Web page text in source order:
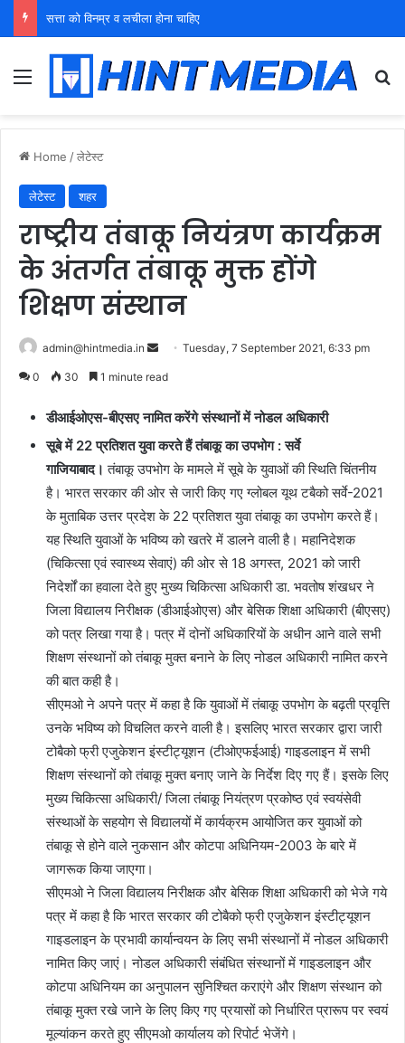
सत्ता को विनम्र व लचीला होना चाहिए
Menu
Home /लेटेस्ट
लेटेस्ट शहर
राष्ट्रीय तंबाकू नियंत्रण कार्यक्रम
के अंतर्गत तंबाकू मुक्त होंगे
शिक्षण संस्थान
admin@hintmedia.in
SendTuesday, 7 September 2021, 6:33 pm
0 30 1 minute read
डीआईओएस-बीएसए नामित करेंगे संस्थानों में नोडल अधिकारी
सूबे में 22 प्रतिशत युवा करते हैं तंबाकू का उपभोग : सर्वे
गाजियाबाद। तंबाकू उपभोग के मामले में सूबे के युवाओं की स्थिति चिंतनीय
है। भारत सरकार की ओर से जारी किए गए ग्लोबल यूथ टबैको सर्वे-2021
के मुताबिक उत्तर प्रदेश के 22 प्रतिशत युवा तंबाकू का उपभोग करते हैं।
यह स्थिति युवाओं के भविष्य को खतरे में डालने वाली है। महानिदेशक
(चिकित्सा एवं स्वास्थ्य सेवाएं) की ओर से 18 अगस्त, 2021 को जारी
निदेर्शों का हवाला देते हुए मुख्य चिकित्सा अधिकारी डा. भवतोष शंखधर ने
जिला विद्यालय निरीक्षक (डीआईओएस) और बेसिक शिक्षा अधिकारी (बीएसए)
को पत्र लिखा गया है। पत्र में दोनों अधिकारियों के अधीन आने वाले सभी
शिक्षण संस्थानों को तंबाकू मुक्त बनाने के लिए नोडल अधिकारी नामित करने
की बात कही है।
सीएमओ ने अपने पत्र में कहा है कि युवाओं में तंबाकू उपभोग के बढ़ती प्रवृत्ति
उनके भविष्य को विचलित करने वाली है। इसलिए भारत सरकार द्वारा जारी
टोबैको फ्री एजुकेशन इंस्टीट्यूशन (टीओएफईआई) गाइडलाइन में सभी
शिक्षण संस्थानों को तंबाकू मुक्त बनाए जाने के निर्देश दिए गए हैं। इसके लिए
मुख्य चिकित्सा अधिकारी/ जिला तंबाकू नियंत्रण प्रकोष्ठ एवं स्वयंसेवी
संस्थाओं के सहयोग से विद्यालयों में कार्यक्रम आयोजित कर युवाओं को
तंबाकू से होने वाले नुकसान और कोटपा अधिनियम-2003 के बारे में
जागरूक किया जाएगा।
सीएमओ ने जिला विद्यालय निरीक्षक और बेसिक शिक्षा अधिकारी को भेजे गये
पत्र में कहा है कि भारत सरकार की टोबैको फ्री एजुकेशन इंस्टीट्यूशन
गाइडलाइन के प्रभावी कार्यान्वयन के लिए सभी संस्थानों में नोडल अधिकारी
नामित किए जाएं। नोडल अधिकारी संबंधित संस्थानों में गाइडलाइन और
कोटपा अधिनियम का अनुपालन सुनिश्चित कराएंगे और शिक्षण संस्थान को
तंबाकू मुक्त रखे जाने के लिए किए गए प्रयासों को निर्धारित प्रारूप पर स्वयं
मूल्यांकन करते हुए सीएमओ कार्यालय को रिपोर्ट भेजेंगे।